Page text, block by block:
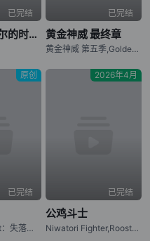
已完结
大贤者里德尔的时空逆行
已完结
黄金神威 最终章
黄金神威 第五季,Golden Kamuy: Saishuushou,Golden Kamuy Final Chapter
原创
已完结
Ghost Concert：失落之歌,Ghost Concert: missing Songs
2026年4月
已完结
公鸡斗士
Niwatori Fighter,Rooster Fighter,社会我鸡哥，人狠话不多